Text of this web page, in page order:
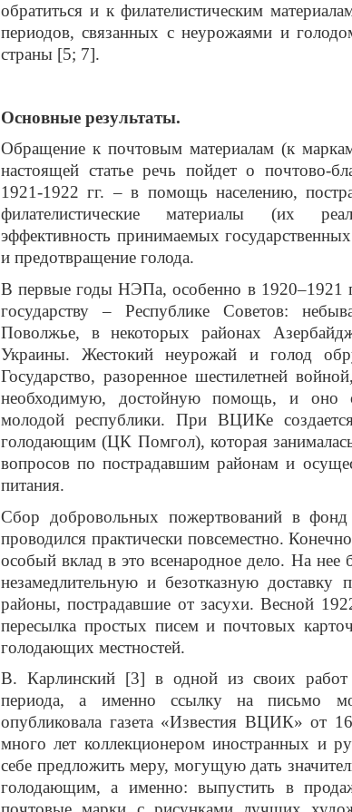
обратиться и к филателистическим
периодов, связанных с неурожаями и
страны [5; 7].
Основные результаты.
Обращение к почтовым материалам (к
настоящей статье речь пойдет о почтово-
1921-1922 гг. – в помощь населению,
филателистические материалы (их
эффективность принимаемых
и предотвращение голода.
В первые годы НЭПа, особенно в 1920–1921
государству – Республике Советов:
Поволжье, в некоторых районах
Украины. Жестокий неурожай и голод
Государство, разоренное шестилетней
необходимую, достойную помощь, и оно
молодой республики. При ВЦИКе
голодающим (ЦК Помгол), которая
вопросов по пострадавшим районам и
питания.
Сбор добровольных пожертвований в
проводился практически повсеместно.
особый вклад в это всенародное дело. На нее
незамедлительную и безотказную
районы, пострадавшие от засухи. Весной
пересылка простых писем и почтовых
голодающих местностей.
В. Карлинский [3] в одной из своих работ
периода, а именно ссылку на письмо
опубликовала газета «Известия ВЦИК» от
много лет коллекционером иностранных и
себе предложить меру, могущую дать
голодающим, а именно: выпустить в